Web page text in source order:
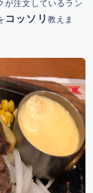
が注文しているラン
コッソリ 教えま